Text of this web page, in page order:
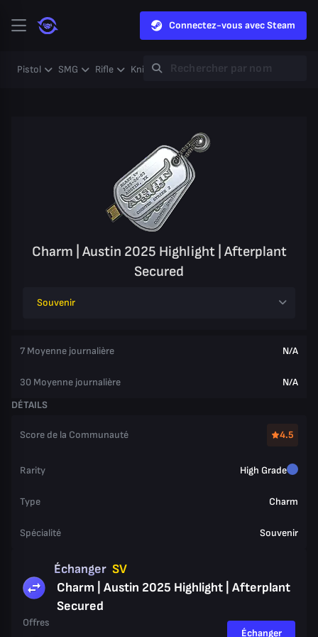
Connectez-vous avec Steam
Pistol SMG Rifle Knife Gloves Heavy Case
Charm | Austin 2025 Highlight | Afterplant
Secured
Souvenir
7 Moyenne journalière N/A
30 Moyenne journalière
N/A
DÉTAILS
Score de la Communauté 4.5
Rarity High Grade
Type Charm
Spécialité Souvenir
Échanger SV
Charm | Austin 2025 Highlight | Afterplant
Secured
Offres
Échanger